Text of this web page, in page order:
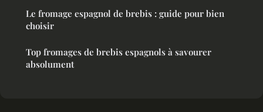
Le fromage espagnol de brebis : guide pour bien
choisir
Top fromages de brebis espagnols à savourer
absolument